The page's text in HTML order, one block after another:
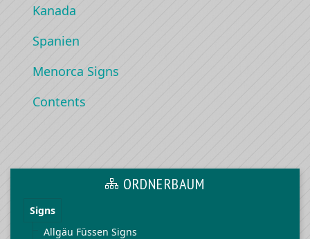
Kanada
Spanien
Menorca Signs
Contents
ORDNERBAUM
Signs
Allgäu Füssen Signs